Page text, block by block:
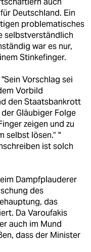
Deutschland. Ein
problematisches
selbstverständlich
war es nur,
Stinkefinger.
Vorschlag sei
Vorbild
den Staatsbankrott
Gläubiger Folge
zeigen und zu
selbst lösen.“ "
ist solch
Dampfplauderer
des
das
Da Varoufakis
auch im Mund
dass der Minister